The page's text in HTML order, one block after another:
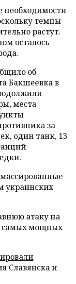
необходимости
темпы
растут.
осталось
об
Бакшеевка в
места
за
один танк, 13
массированные
украинских
атаку на
самых мощных
Славянска и